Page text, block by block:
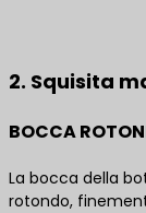
2. Squisita
BOCCA
La bocca della
rotondo,